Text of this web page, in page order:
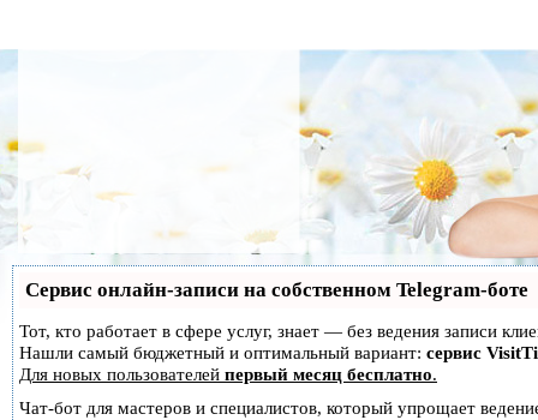
Сервис онлайн-записи на собственном Telegram-боте
Тот, кто работает в сфере услуг, знает — без ведения записи
Нашли самый бюджетный и оптимальный вариант: сервис
Для новых пользователей первый месяц бесплатно.
Чат-бот для мастеров и специалистов, который упрощает